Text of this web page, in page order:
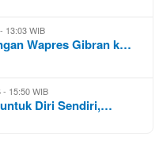
13:03 WIB
Wapres Gibran k…
- 15:50 WIB
Diri Sendiri,…